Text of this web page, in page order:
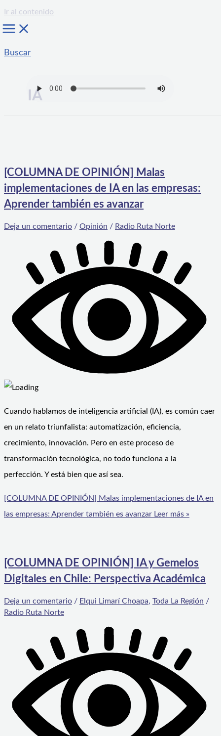
Ir al contenido
Buscar
IA
[COLUMNA DE OPINIÓN] Malas
implementaciones de IA en las empresas:
Aprender también es avanzar
Deja un comentario / Opinión / Radio Ruta Norte
Cuando hablamos de inteligencia artificial (IA), es común caer
en un relato triunfalista: automatización, eficiencia,
crecimiento, innovación. Pero en este proceso de
transformación tecnológica, no todo funciona a la
perfección. Y está bien que así sea.
[COLUMNA DE OPINIÓN] Malas implementaciones de IA en
las empresas: Aprender también es avanzar Leer más »
[COLUMNA DE OPINIÓN] IA y Gemelos
Digitales en Chile: Perspectiva Académica
Deja un comentario / Elqui Limarí Choapa, Toda La Región /
Radio Ruta Norte